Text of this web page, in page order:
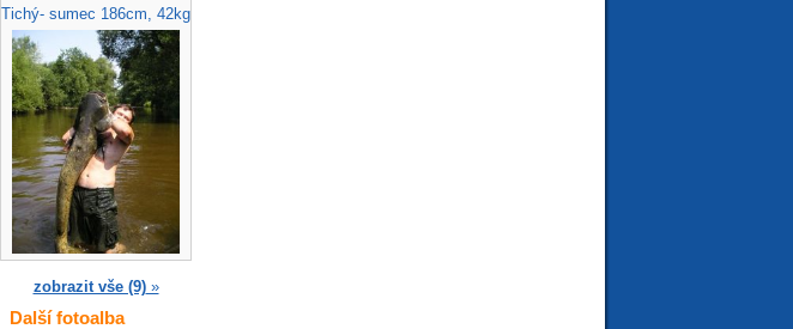
Tichý- sumec 186cm, 42kg
zobrazit vše (9)»
Další fotoalba